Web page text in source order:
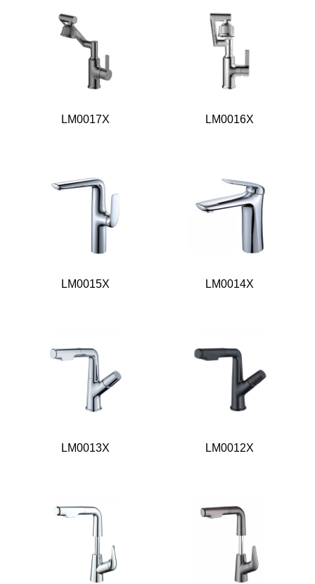
LM0017X LM0016X
LM0015X LM0014X
LM0013X LM0012X